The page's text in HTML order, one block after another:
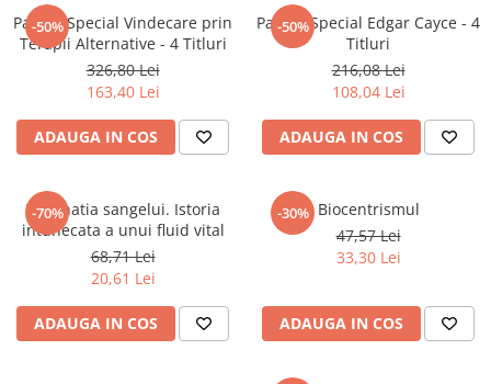
Limbi Straine
Povesti
Povesti ilustrate
Realitatea Augmentata
ScienceConnection
-50%
Pachet Special Vindecare prin
Terapii Alternative - 4 Titluri
326,80 Lei
163,40 Lei
ADAUGA IN COS
-50%
Pachet Special Edgar Cayce - 4
Titluri
216,08 Lei
108,04 Lei
ADAUGA IN COS
-70%
Fascinatia sangelui. Istoria
intunecata a unui fluid vital
68,71 Lei
20,61 Lei
ADAUGA IN COS
-30% Biocentrismul
47,57 Lei
33,30 Lei
ADAUGA IN COS